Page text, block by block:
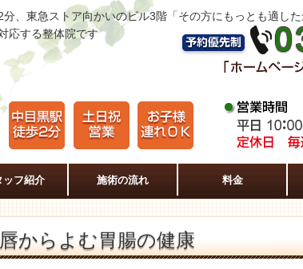
、東急ストア向かいのビル3階「その方にもっとも適し
応する整体院です
ッフ紹介 施術の流れ 料金
唇からよむ胃腸の健康